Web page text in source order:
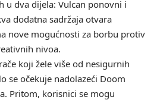
u dva dijela: Vulcan ponovni i
dodatna sadržaja otvara
nove mogućnosti za borbu protiv
nivoa.
koji žele više od nesigurnih
se očekuje nadolazeći Doom
. Pritom, korisnici se mogu